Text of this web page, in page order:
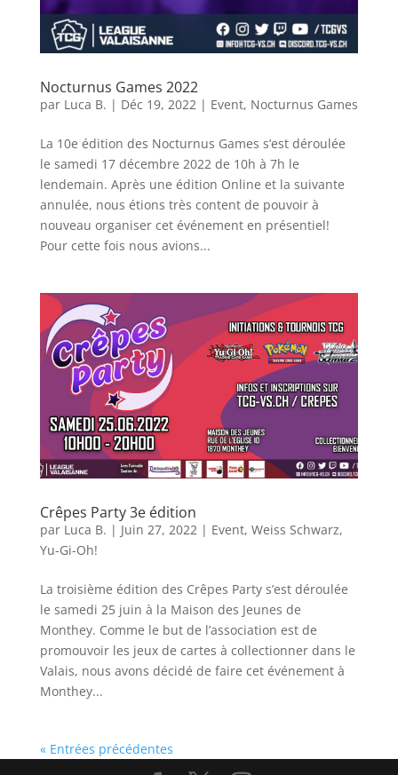
Nocturnus Games 2022
par Luca B. | Déc 19, 2022| Event, Nocturnus Games
La 10e édition des Nocturnus Games s’est déroulée
le samedi 17 décembre 2022 de 10h à 7h le
lendemain. Après une édition Online et la suivante
annulée, nous étions très content de pouvoir à
nouveau organiser cet événement en présentiel!
Pour cette fois nous avions...
Crêpes Party 3e édition
par Luca B. | Juin 27, 2022 | Event, Weiss Schwarz,
Yu-Gi-Oh!
La troisième édition des Crêpes Party s’est déroulée
le samedi 25 juin à la Maison des Jeunes de
Monthey. Comme le but de l’association est de
promouvoir les jeux de cartes à collectionner dans le
Valais, nous avons décidé de faire cet événement à
Monthey...
« Entrées précédentes